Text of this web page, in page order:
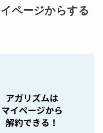
ミュゼプラチナムの
ベストタイミングを
詳しく解説！
ページからする